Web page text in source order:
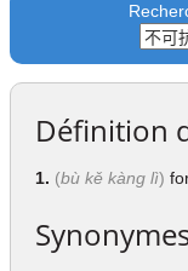
Définition
1. (bù kě kàng lì)